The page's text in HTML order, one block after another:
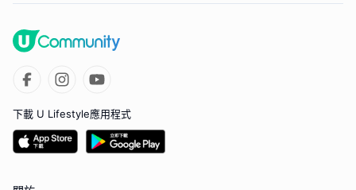
下載 U Lifestyle應用程式